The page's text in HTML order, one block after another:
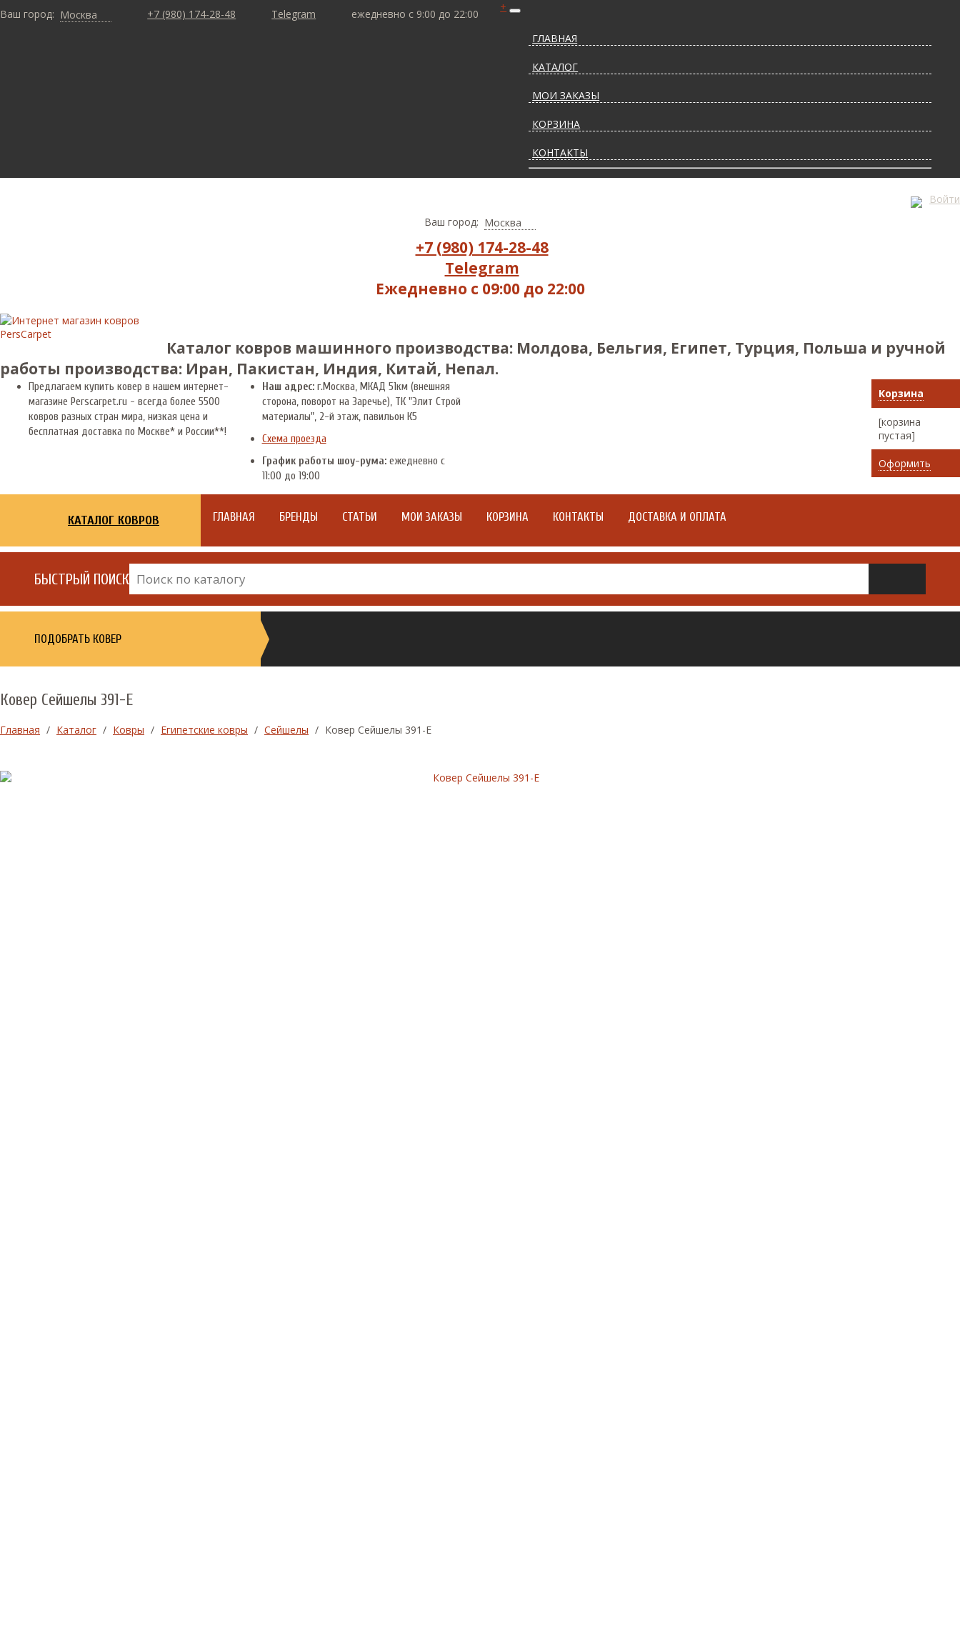
Ваш город: Москва +7 (980) 174-28-48 Telegram ежедневно с 9:00 до 22:00
+
ГЛАВНАЯ
КАТАЛОГ
МОИ ЗАКАЗЫ
КОРЗИНА
КОНТАКТЫ
Войти
Ваш город: Москва
+7 (980) 174-28-48
Telegram
Ежедневно с 09:00 до 22:00
Каталог ковров машинного производства: Молдова, Бельгия, Египет, Турция, Польша и ручной
работы производства: Иран, Пакистан, Индия, Китай, Непал.
Предлагаем купить ковер в нашем интернет-
магазине Perscarpet.ru - всегда более 5500
ковров разных стран мира, низкая цена и
бесплатная доставка по Москве* и России**!
Наш адрес:г.Москва, МКАД 51км (внешняя
сторона, поворот на Заречье), ТК "Элит Строй
материалы", 2-й этаж, павильон К5
Схема проезда
График работы шоу-рума:ежедневно с
11:00 до 19:00
Корзина
[корзина
пустая]
Оформить
КАТАЛОГ КОВРОВ ГЛАВНАЯ БРЕНДЫ СТАТЬИ МОИ ЗАКАЗЫ КОРЗИНА КОНТАКТЫ ДОСТАВКА И ОПЛАТА
БЫСТРЫЙ ПОИСК
ПОДОБРАТЬ КОВЕР
Ковер Сейшелы 391-E
Главная / Каталог / Ковры / Египетские ковры / Сейшелы / Ковер Сейшелы 391-E